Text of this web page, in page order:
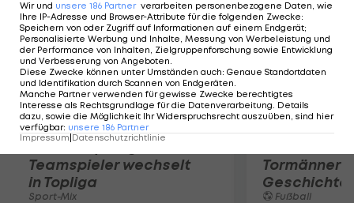
Karrieresprung! ÖVV-
Teamspieler wechselt
in Topliga
Sport-Mix
Tormänner
Geschichte
Fußball
Wir und unsere 186 Partner verarbeiten personenbezogene Daten, wie
Ihre IP-Adresse und Browser-Attribute für die folgenden Zwecke:
Speichern von oder Zugriff auf Informationen auf einem Endgerät;
Personalisierte Werbung und Inhalte, Messung von Werbeleistung und
der Performance von Inhalten, Zielgruppenforschung sowie Entwicklung
und Verbesserung von Angeboten.
Diese Zwecke können unter Umständen auch: Genaue Standortdaten
und Identifikation durch Scannen von Endgeräten.
Manche Partner verwenden für gewisse Zwecke berechtigtes
Interesse als Rechtsgrundlage für die Datenverarbeitung. Details
dazu, sowie die Möglichkeit Ihr Widerspruchsrecht auszuüben, sind hier
verfügbar: unsere 186 Partner
Impressum Datenschutzrichtlinie